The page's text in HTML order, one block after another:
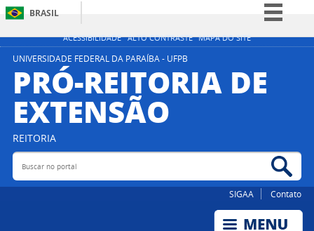
ACESSIBILIDADE ALTO CONTRASTE MAPA DO SITE
BRASIL
Simplifique!
Participe
UNIVERSIDADE FEDERAL DA PARAÍBA - UFPB
PRÓ-REITORIA DE
EXTENSÃO
REITORIA
Buscar no portal
SIGAA Contato